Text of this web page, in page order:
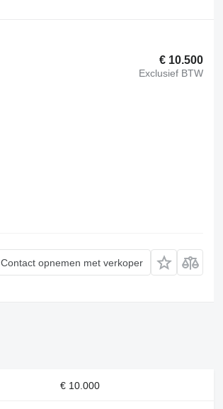
€ 10.500
Exclusief BTW
Contact opnemen met verkoper
€ 10.000